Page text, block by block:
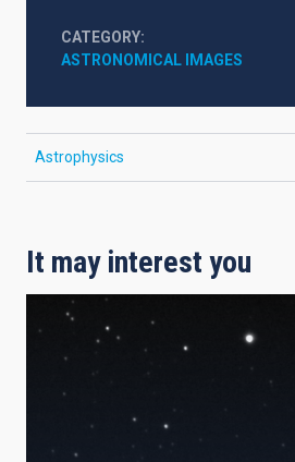
CATEGORY
ASTRONOMICAL IMAGES
Astrophysics
It may interest you